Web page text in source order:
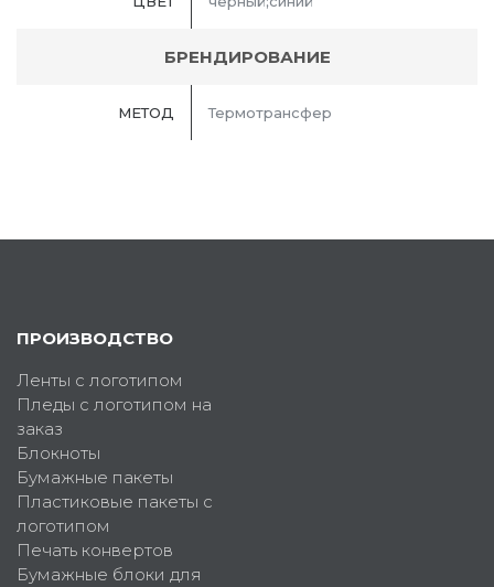
БРЕНДИРОВАНИЕ
МЕТОД Термотрансфер
ПРОИЗВОДСТВО
Ленты с логотипом
Пледы с логотипом на
заказ
Блокноты
Бумажные пакеты
Пластиковые пакеты с
логотипом
Печать конвертов
Бумажные блоки для